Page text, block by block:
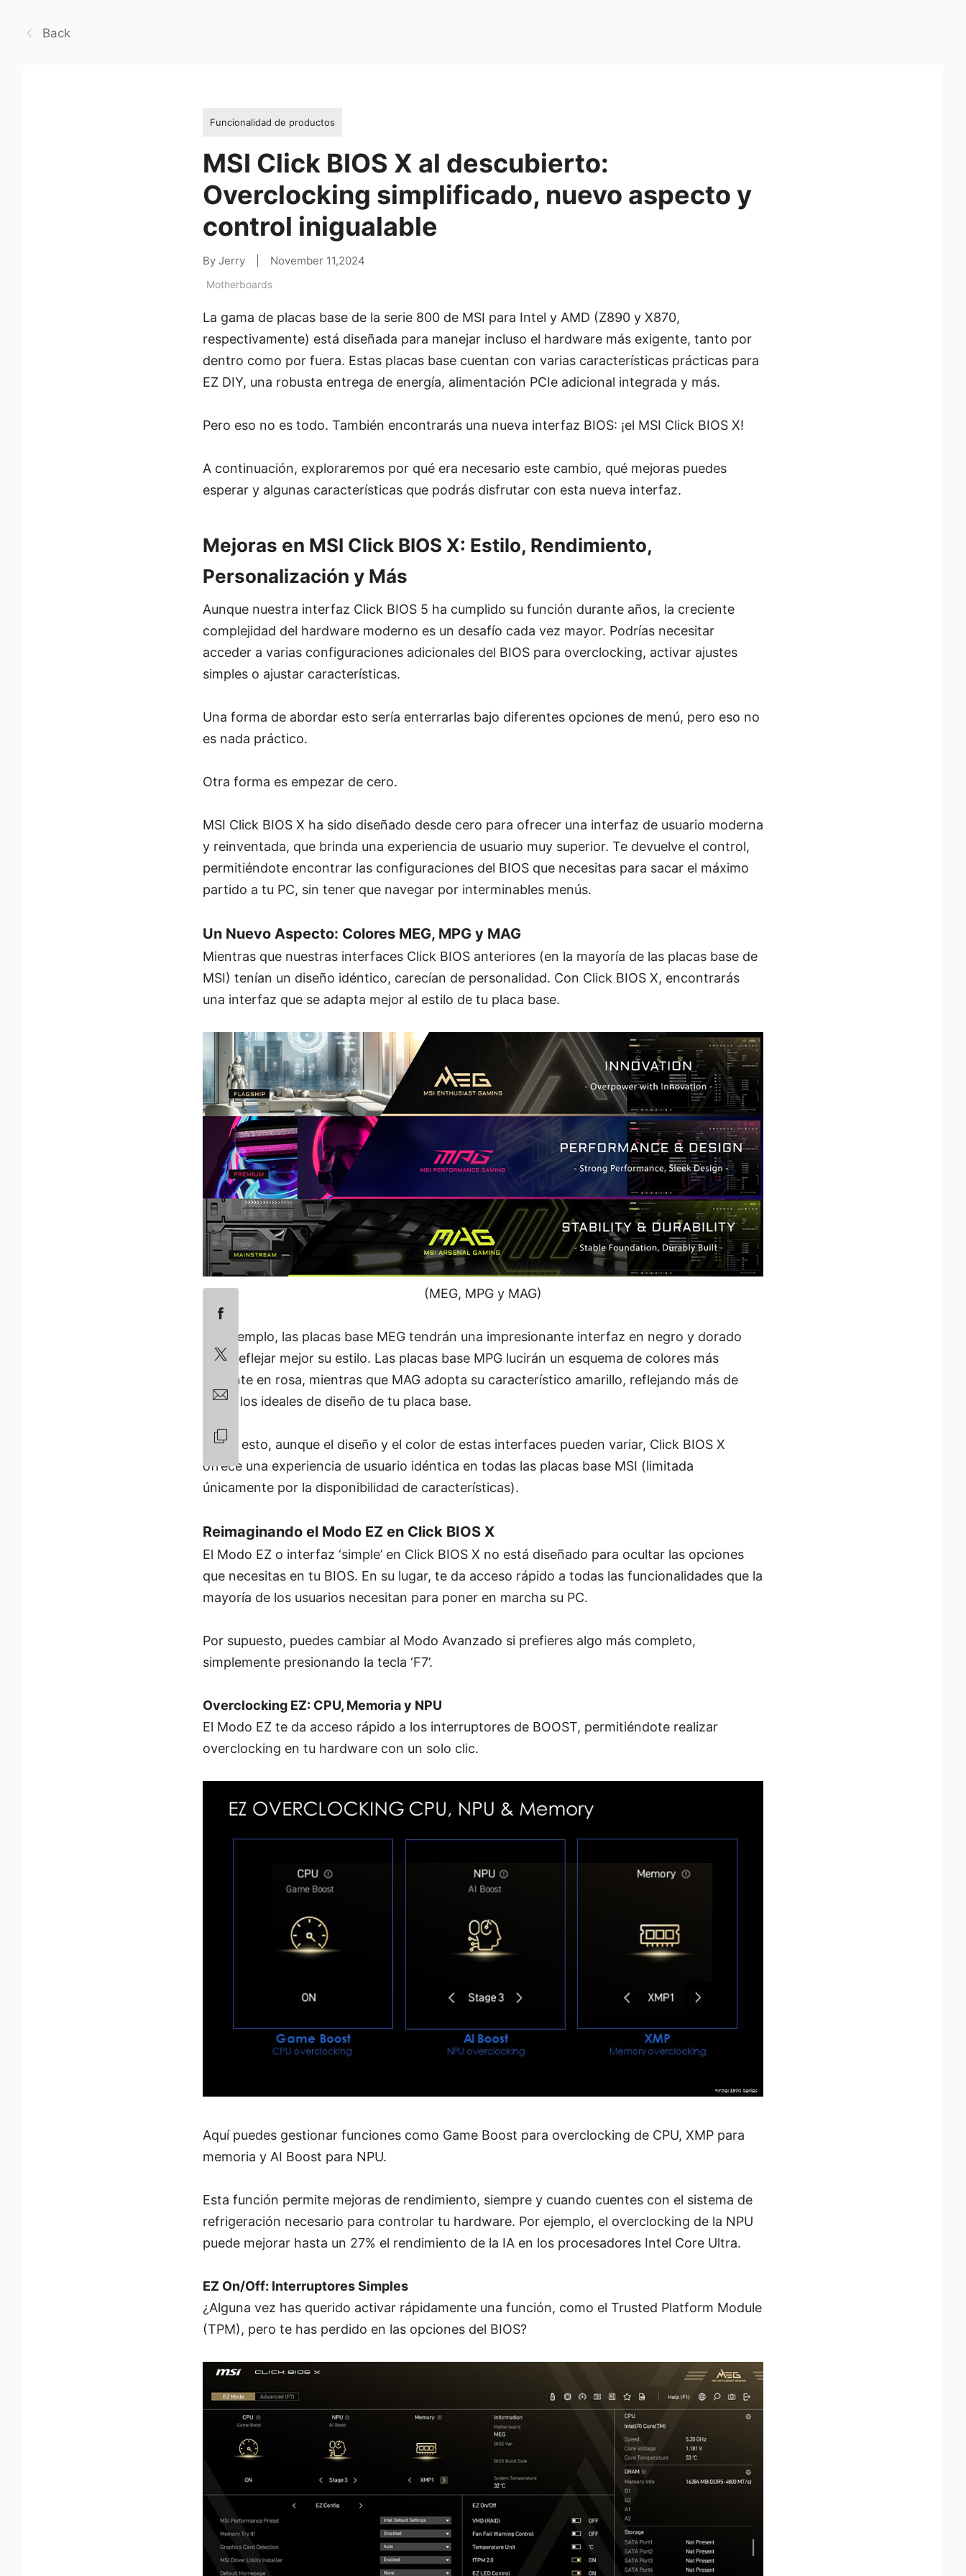
Back
Funcionalidad de productos
MSI Click BIOS X al descubierto:
Overclocking simplificado, nuevo aspecto y
control inigualable
By Jerry November 11,2024
Motherboards
La gama de placas base de la serie 800 de MSI para Intel y AMD (Z890 y X870,
respectivamente) está diseñada para manejar incluso el hardware más exigente, tanto por
dentro como por fuera. Estas placas base cuentan con varias características prácticas para
EZ DIY, una robusta entrega de energía, alimentación PCIe adicional integrada y más.
Pero eso no es todo. También encontrarás una nueva interfaz BIOS: ¡el MSI Click BIOS X!
A continuación, exploraremos por qué era necesario este cambio, qué mejoras puedes
esperar y algunas características que podrás disfrutar con esta nueva interfaz.
Mejoras en MSI Click BIOS X: Estilo, Rendimiento,
Personalización y Más
Aunque nuestra interfaz Click BIOS 5 ha cumplido su función durante años, la creciente
complejidad del hardware moderno es un desafío cada vez mayor. Podrías necesitar
acceder a varias configuraciones adicionales del BIOS para overclocking, activar ajustes
simples o ajustar características.
Una forma de abordar esto sería enterrarlas bajo diferentes opciones de menú, pero eso no
es nada práctico.
Otra forma es empezar de cero.
MSI Click BIOS X ha sido diseñado desde cero para ofrecer una interfaz de usuario moderna
y reinventada, que brinda una experiencia de usuario muy superior. Te devuelve el control,
permitiéndote encontrar las configuraciones del BIOS que necesitas para sacar el máximo
partido a tu PC, sin tener que navegar por interminables menús.
Un Nuevo Aspecto: Colores MEG, MPG y MAG
Mientras que nuestras interfaces Click BIOS anteriores (en la mayoría de las placas base de
MSI) tenían un diseño idéntico, carecían de personalidad. Con Click BIOS X, encontrarás
una interfaz que se adapta mejor al estilo de tu placa base.
(MEG, MPG y MAG)
Por ejemplo, las placas base MEG tendrán una impresionante interfaz en negro y dorado
para reflejar mejor su estilo. Las placas base MPG lucirán un esquema de colores más
vibrante en rosa, mientras que MAG adopta su característico amarillo, reflejando más de
cerca los ideales de diseño de tu placa base.
Dicho esto, aunque el diseño y el color de estas interfaces pueden variar, Click BIOS X
ofrece una experiencia de usuario idéntica en todas las placas base MSI (limitada
únicamente por la disponibilidad de características).
Reimaginando el Modo EZ en Click BIOS X
El Modo EZ o interfaz ‘simple’ en Click BIOS X no está diseñado para ocultar las opciones
que necesitas en tu BIOS. En su lugar, te da acceso rápido a todas las funcionalidades que la
mayoría de los usuarios necesitan para poner en marcha su PC.
Por supuesto, puedes cambiar al Modo Avanzado si prefieres algo más completo,
simplemente presionando la tecla ‘F7’.
Overclocking EZ: CPU, Memoria y NPU
El Modo EZ te da acceso rápido a los interruptores de BOOST, permitiéndote realizar
overclocking en tu hardware con un solo clic.
Aquí puedes gestionar funciones como Game Boost para overclocking de CPU, XMP para
memoria y AI Boost para NPU.
Esta función permite mejoras de rendimiento, siempre y cuando cuentes con el sistema de
refrigeración necesario para controlar tu hardware. Por ejemplo, el overclocking de la NPU
puede mejorar hasta un 27% el rendimiento de la IA en los procesadores Intel Core Ultra.
EZ On/Off: Interruptores Simples
¿Alguna vez has querido activar rápidamente una función, como el Trusted Platform Module
(TPM), pero te has perdido en las opciones del BIOS?